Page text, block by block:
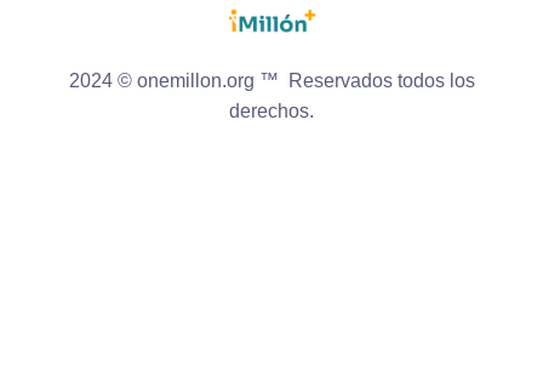
2024 © onemillon.org ™ Reservados todos los
derechos.